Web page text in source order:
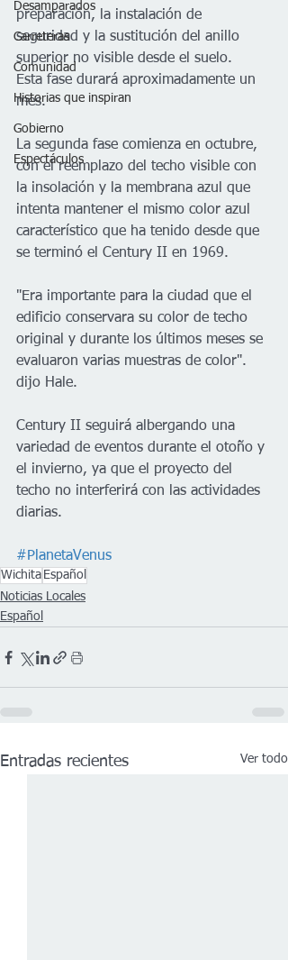
Desamparados
Carreteras
Comunidad
Historias que inspiran
Gobierno
Espectáculos
preparación, la instalación de
seguridad y la sustitución del anillo
superior no visible desde el suelo.
Esta fase durará aproximadamente un
mes.
La segunda fase comienza en octubre,
con el reemplazo del techo visible con
la insolación y la membrana azul que
intenta mantener el mismo color azul
característico que ha tenido desde que
se terminó el Century II en 1969.
"Era importante para la ciudad que el
edificio conservara su color de techo
original y durante los últimos meses se
evaluaron varias muestras de color".
dijo Hale.
Century II seguirá albergando una
variedad de eventos durante el otoño y
el invierno, ya que el proyecto del
techo no interferirá con las actividades
diarias.
#PlanetaVenus
Wichita Español
Noticias Locales
Español
Entradas recientes Ver todo